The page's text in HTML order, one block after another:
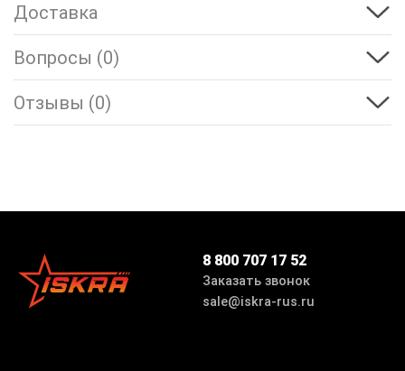
Доставка
Вопросы (0)
Отзывы (0)
8 800 707 17 52
Заказать звонок
sale@iskra-rus.ru